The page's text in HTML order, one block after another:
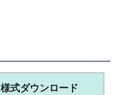
様式ダウンロード